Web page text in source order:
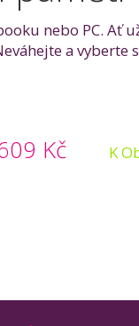
nebo PC.
a
Kč K